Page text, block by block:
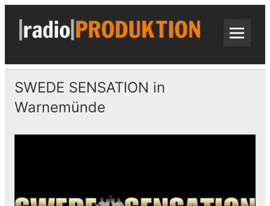
Skip
content
SWEDE SENSATION in
Warnemünde